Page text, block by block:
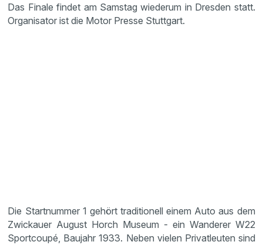
Das Finale findet am Samstag wiederum in Dresden statt.
Organisator ist die Motor Presse Stuttgart.
Die Startnummer 1 gehört traditionell einem Auto aus dem
Zwickauer August Horch Museum - ein Wanderer W22
Sportcoupé, Baujahr 1933. Neben vielen Privatleuten sind